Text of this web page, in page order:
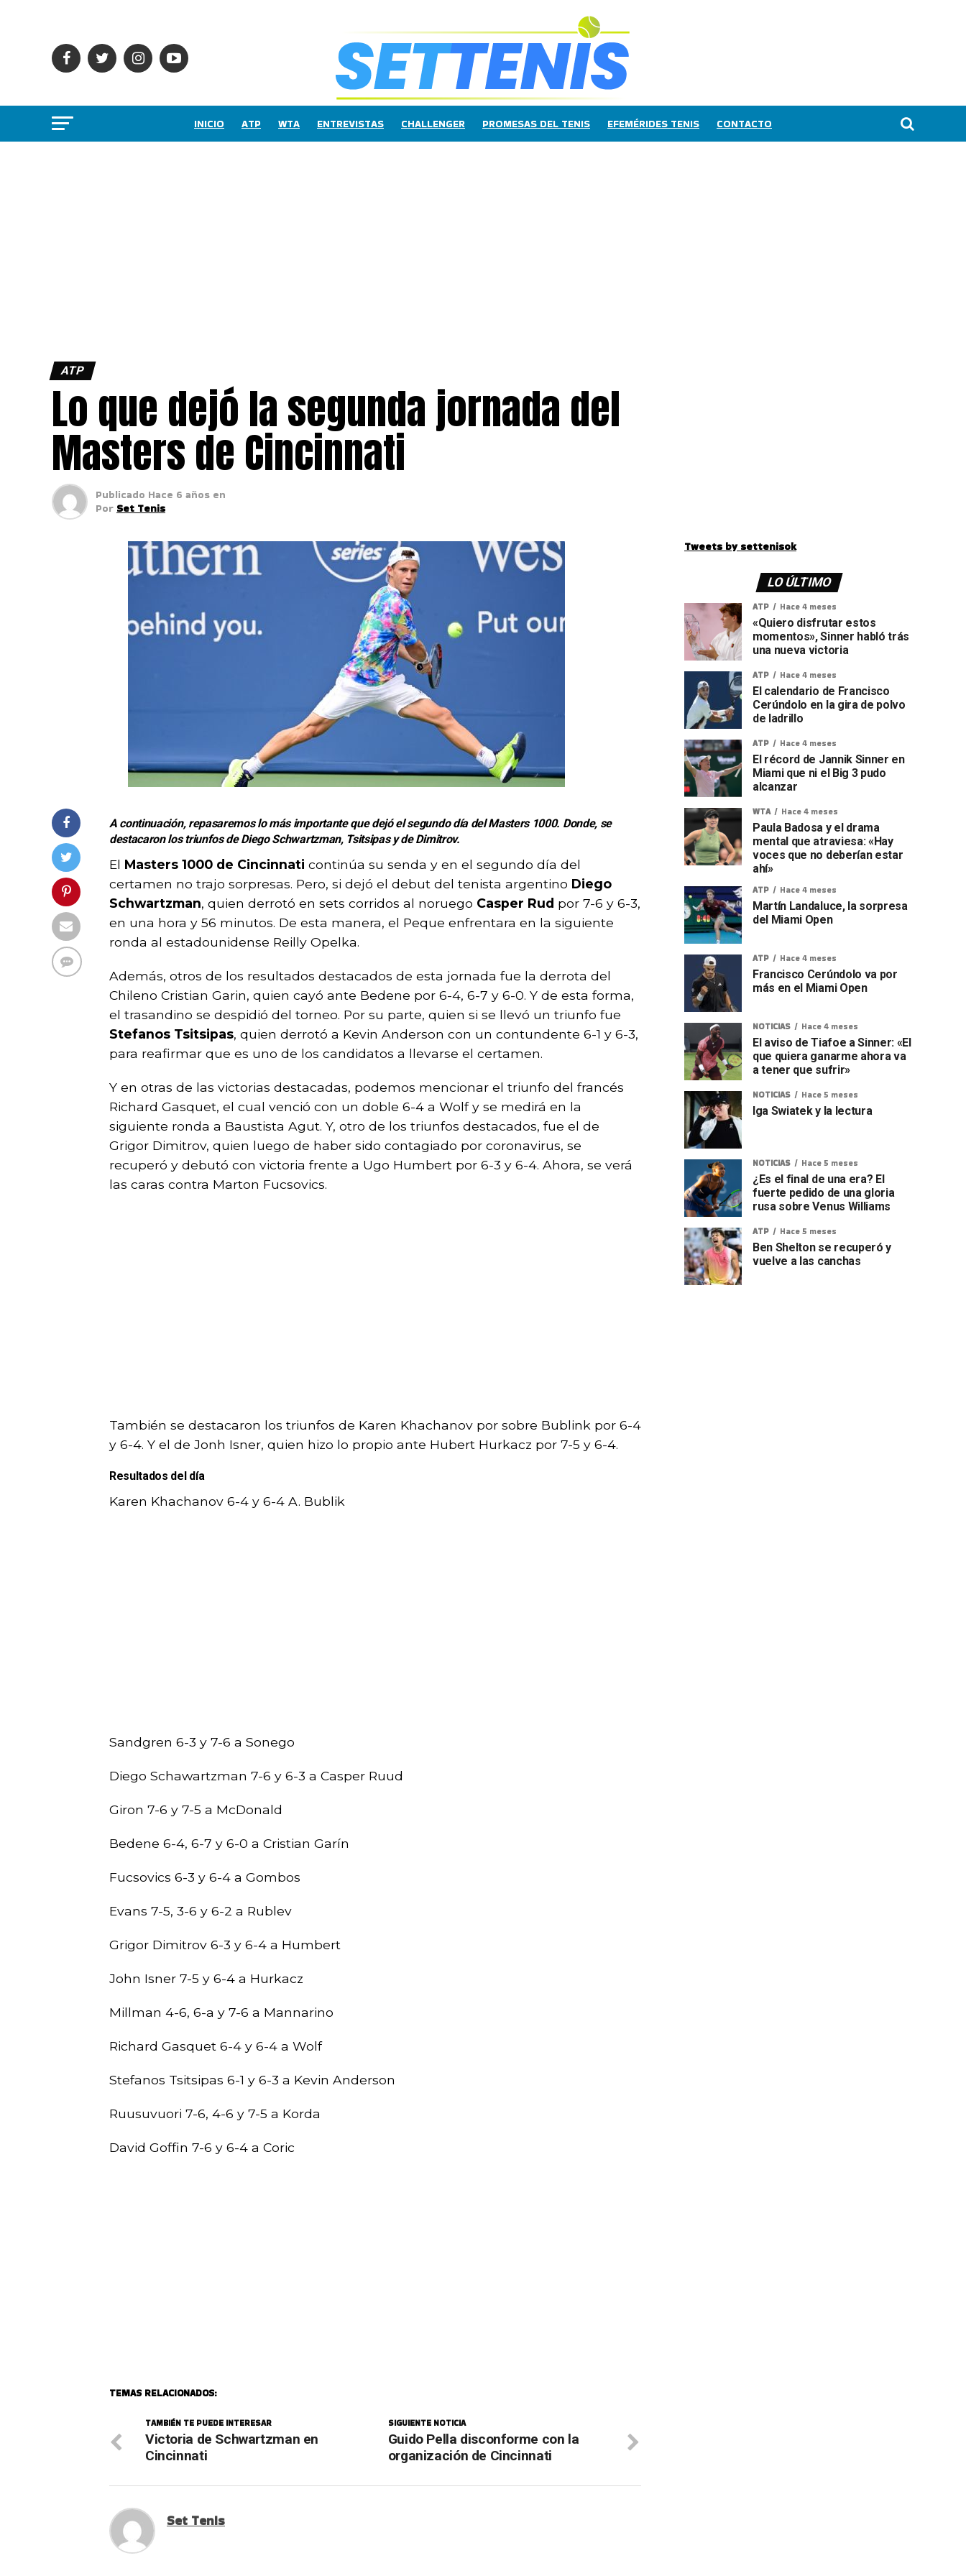
INICIO ATP WTA ENTREVISTAS CHALLENGER PROMESAS DEL TENIS EFEMÉRIDES TENIS CONTACTO
ATP
Lo que dejó la segunda jornada del
Masters de Cincinnati
Publicado Hace 6 años en
Por Set Tenis
A continuación, repasaremos lo más importante que dejó el segundo día del Masters 1000. Donde, se
destacaron los triunfos de Diego Schwartzman, Tsitsipas y de Dimitrov.
El Masters 1000 de Cincinnati continúa su senda y en el segundo día del
certamen no trajo sorpresas. Pero, si dejó el debut del tenista argentino Diego
Schwartzman, quien derrotó en sets corridos al noruego Casper Rud por 7-6 y 6-3,
en una hora y 56 minutos. De esta manera, el Peque enfrentara en la siguiente
ronda al estadounidense Reilly Opelka.
Además, otros de los resultados destacados de esta jornada fue la derrota del
Chileno Cristian Garin, quien cayó ante Bedene por 6-4, 6-7 y 6-0. Y de esta forma,
el trasandino se despidió del torneo. Por su parte, quien si se llevó un triunfo fue
Stefanos Tsitsipas, quien derrotó a Kevin Anderson con un contundente 6-1 y 6-3,
para reafirmar que es uno de los candidatos a llevarse el certamen.
Y en otras de las victorias destacadas, podemos mencionar el triunfo del francés
Richard Gasquet, el cual venció con un doble 6-4 a Wolf y se medirá en la
siguiente ronda a Baustista Agut. Y, otro de los triunfos destacados, fue el de
Grigor Dimitrov, quien luego de haber sido contagiado por coronavirus, se
recuperó y debutó con victoria frente a Ugo Humbert por 6-3 y 6-4. Ahora, se verá
las caras contra Marton Fucsovics.
También se destacaron los triunfos de Karen Khachanov por sobre Bublink por 6-4
y 6-4. Y el de Jonh Isner, quien hizo lo propio ante Hubert Hurkacz por 7-5 y 6-4.
Resultados del día
Karen Khachanov 6-4 y 6-4 A. Bublik
Sandgren 6-3 y 7-6 a Sonego
Diego Schawartzman 7-6 y 6-3 a Casper Ruud
Giron 7-6 y 7-5 a McDonald
Bedene 6-4, 6-7 y 6-0 a Cristian Garín
Fucsovics 6-3 y 6-4 a Gombos
Evans 7-5, 3-6 y 6-2 a Rublev
Grigor Dimitrov 6-3 y 6-4 a Humbert
John Isner 7-5 y 6-4 a Hurkacz
Millman 4-6, 6-a y 7-6 a Mannarino
Richard Gasquet 6-4 y 6-4 a Wolf
Stefanos Tsitsipas 6-1 y 6-3 a Kevin Anderson
Ruusuvuori 7-6, 4-6 y 7-5 a Korda
David Goffin 7-6 y 6-4 a Coric
TEMAS RELACIONADOS:
SIGUIENTE NOTICIA
Guido Pella disconforme con la
organización de Cincinnati
TAMBIÉN TE PUEDE INTERESAR
Victoria de Schwartzman en
Cincinnati
Set Tenis
Tweets by settenisok
LO ÚLTIMO
ATP Hace 4 meses
«Quiero disfrutar estos
momentos», Sinner habló trás
una nueva victoria
ATP Hace 4 meses
El calendario de Francisco
Cerúndolo en la gira de polvo
de ladrillo
ATP Hace 4 meses
El récord de Jannik Sinner en
Miami que ni el Big 3 pudo
alcanzar
WTA Hace 4 meses
Paula Badosa y el drama
mental que atraviesa: «Hay
voces que no deberían estar
ahí»
ATP Hace 4 meses
Martín Landaluce, la sorpresa
del Miami Open
ATP Hace 4 meses
Francisco Cerúndolo va por
más en el Miami Open
NOTICIAS Hace 4 meses
El aviso de Tiafoe a Sinner: «El
que quiera ganarme ahora va
a tener que sufrir»
NOTICIAS Hace 5 meses
Iga Swiatek y la lectura
NOTICIAS Hace 5 meses
¿Es el final de una era? El
fuerte pedido de una gloria
rusa sobre Venus Williams
ATP Hace 5 meses
Ben Shelton se recuperó y
vuelve a las canchas